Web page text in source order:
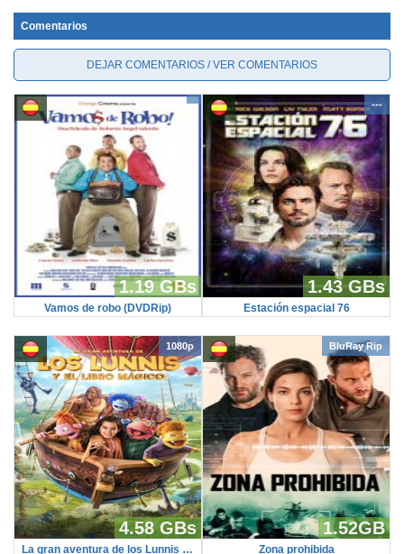
Comentarios
DEJAR COMENTARIOS / VER COMENTARIOS
1.19 GBs
Vamos de robo (DVDRip)
---
1.43 GBs
Estación espacial 76
1080p
4.58 GBs
La gran aventura de los Lunnis y el libro mágico
BluRay Rip
1.52GB
Zona prohibida